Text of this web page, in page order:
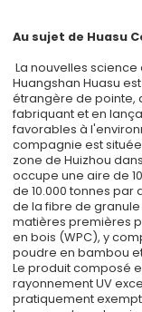
Au sujet de Huasu
La nouvelles
Huangshan Huasu
étrangère de pointe,
fabriquant et en
favorables à
compagnie est
zone de Huizhou
occupe une aire de
de 10.000 tonnes
de la fibre de granule
matières premières
en bois (WPC), y
poudre en bambou
Le produit composé
rayonnement UV
pratiquement